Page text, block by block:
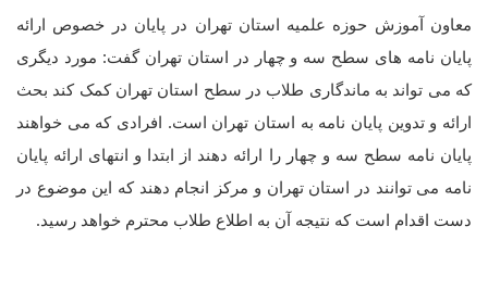
معاون آموزش حوزه علمیه استان تهران در پایان در خصوص ارائه
پایان نامه های سطح سه و چهار در استان تهران گفت: مورد دیگری
که می تواند به ماندگاری طلاب در سطح استان تهران کمک کند بحث
ارائه و تدوین پایان نامه به استان تهران است. افرادی که می خواهند
پایان نامه سطح سه و چهار را ارائه دهند از ابتدا و انتهای ارائه پایان
نامه می توانند در استان تهران و مرکز انجام دهند که این موضوع در
دست اقدام است که نتیجه آن به اطلاع طلاب محترم خواهد رسید.